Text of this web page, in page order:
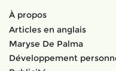
À propos
Articles en anglais
Maryse De Palma
Développement